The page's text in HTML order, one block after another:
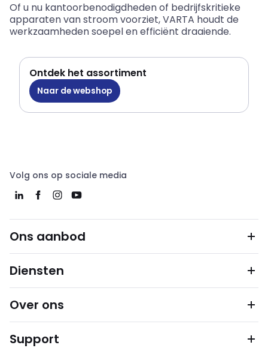
Of u nu kantoorbenodigdheden of bedrijfskritieke
apparaten van stroom voorziet, VARTA houdt de
werkzaamheden soepel en efficiënt draaiende.
Ontdek het assortiment
Naar de webshop
Volg ons op sociale media
Ons aanbod
Diensten
Over ons
Support